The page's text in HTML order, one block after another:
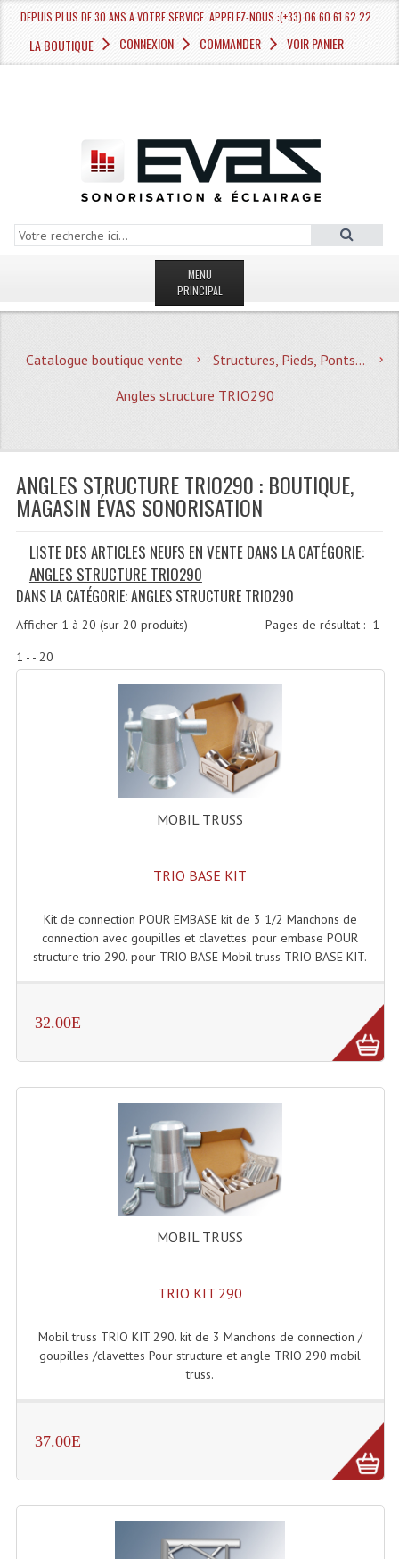
DEPUIS PLUS DE 30 ANS A VOTRE SERVICE. APPELEZ-NOUS :(+33) 06 60 61 62 22
LA BOUTIQUE CONNEXION COMMANDER VOIR PANIER
MENU
PRINCIPAL
MAGASIN
Quoi De Neuf?
Plan Acces, Horaires.
Location De Matériel
Le Matériel D´occasion
Recherche Avancée
Recevoir Nos Promotions
CATÉGORIES
Sonorisation
Accessoires Pieds Cellules Diamants
Cellule (s)
Diamants
Pieds D'enceintes
Amplificateurs Multi-Canaux
Compresseurs , Limiteurs , Noise Gate
Egaliseur Egaliseurs
Enceintes Et Caissons Basses
Packs Sono
Enceintes Passives Sono
Enceinte Nomade Bluetooth
Enceintes (Ecoutes De Studio)
Catalogue boutique vente
Structures, Pieds, Ponts...
Angles structure TRIO290
ANGLES STRUCTURE TRIO290 : BOUTIQUE,
MAGASIN ÉVAS SONORISATION
LISTE DES ARTICLES NEUFS EN VENTE DANS LA CATÉGORIE:
ANGLES STRUCTURE TRIO290
DANS LA CATÉGORIE: ANGLES STRUCTURE TRIO290
Pages de résultat : 1
Afficher 1 à 20 (sur 20 produits)
1 - - 20
MOBIL TRUSS
TRIO BASE KIT
Kit de connection POUR EMBASE kit de 3 1/2 Manchons de
connection avec goupilles et clavettes. pour embase POUR
structure trio 290. pour TRIO BASE Mobil truss TRIO BASE KIT.
32.00E
MOBIL TRUSS
TRIO KIT 290
Mobil truss TRIO KIT 290. kit de 3 Manchons de connection /
goupilles /clavettes Pour structure et angle TRIO 290 mobil
truss.
37.00E